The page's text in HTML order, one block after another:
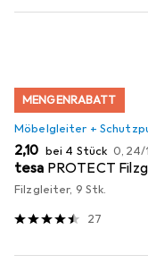
MENGENRABATT
Möbelgleiter +
EUR
2,10 bei 4 Stück EUR
0,24/
tesa PROTECT
Filzgleiter, 9 Stk.
27